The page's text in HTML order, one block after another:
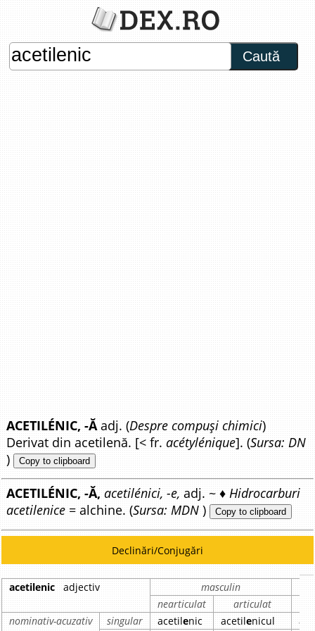
Caută
ACETILÉNIC, -Ăadj. (Despre compuși chimici)
Derivat din acetilenă. [< fr.acétylénique]. (Sursa: DN
) Copy to clipboard
ACETILÉNIC, -Ă, acetilénici, -e, adj. ~ ♦Hidrocarburi
acetilenice = alchine. (Sursa: MDN ) Copy to clipboard
Declinări/Conjugări
acetilenic adjectiv
masculin
nearticulat
articulat
nominativ-acuzativ
singular acetilenic acetilenicul